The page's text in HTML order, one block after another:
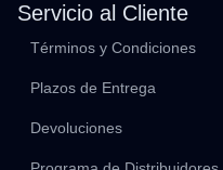
Servicio al Cliente
Términos y Condiciones
Plazos de Entrega
Devoluciones